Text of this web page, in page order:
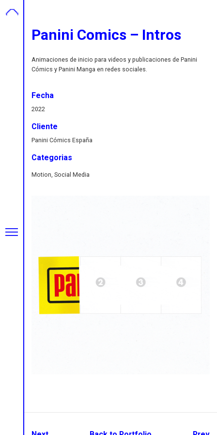
Panini Comics – Intros
Animaciones de inicio para videos y publicaciones de Panini
Cómics y Panini Manga en redes sociales.
Fecha
2022
Cliente
Panini Cómics España
Categorias
Motion, Social Media